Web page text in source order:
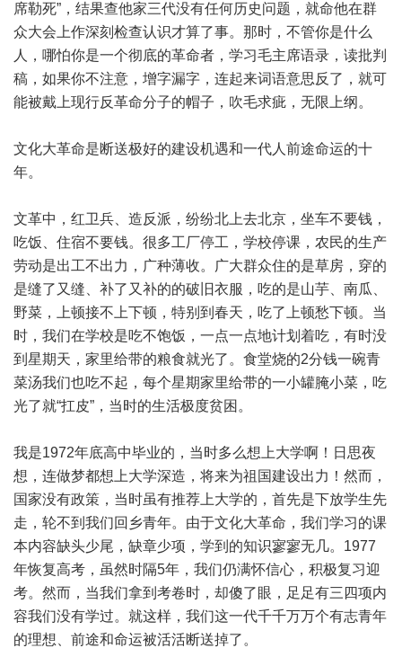
席勒死”，结果查他家三代没有任何历史问题，就命他在群
众大会上作深刻检查认识才算了事。那时，不管你是什么
人，哪怕你是一个彻底的革命者，学习毛主席语录，读批判
稿，如果你不注意，增字漏字，连起来词语意思反了，就可
能被戴上现行反革命分子的帽子，吹毛求疵，无限上纲。
文化大革命是断送极好的建设机遇和一代人前途命运的十
年。
文革中，红卫兵、造反派，纷纷北上去北京，坐车不要钱，
吃饭、住宿不要钱。很多工厂停工，学校停课，农民的生产
劳动是出工不出力，广种薄收。广大群众住的是草房，穿的
是缝了又缝、补了又补的的破旧衣服，吃的是山芋、南瓜、
野菜，上顿接不上下顿，特别到春天，吃了上顿愁下顿。当
时，我们在学校是吃不饱饭，一点一点地计划着吃，有时没
到星期天，家里给带的粮食就光了。食堂烧的2分钱一碗青
菜汤我们也吃不起，每个星期家里给带的一小罐腌小菜，吃
光了就“扛皮”，当时的生活极度贫困。
我是1972年底高中毕业的，当时多么想上大学啊！日思夜
想，连做梦都想上大学深造，将来为祖国建设出力！然而，
国家没有政策，当时虽有推荐上大学的，首先是下放学生先
走，轮不到我们回乡青年。由于文化大革命，我们学习的课
本内容缺头少尾，缺章少项，学到的知识寥寥无几。1977
年恢复高考，虽然时隔5年，我们仍满怀信心，积极复习迎
考。然而，当我们拿到考卷时，却傻了眼，足足有三四项内
容我们没有学过。就这样，我们这一代千千万万个有志青年
的理想、前途和命运被活活断送掉了。